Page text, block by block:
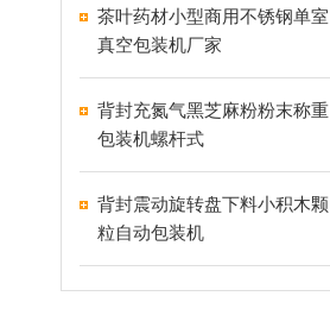
茶叶药材小型商用不锈钢单室
真空包装机厂家
背封充氮气黑芝麻粉粉末称重
包装机螺杆式
背封震动旋转盘下料小积木颗
粒自动包装机